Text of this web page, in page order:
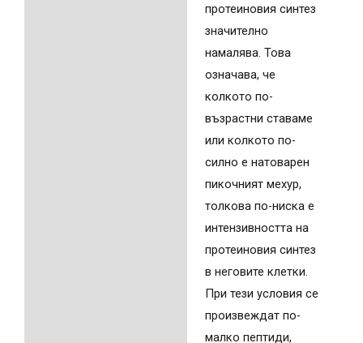
протеиновия синтез
значително
намалява. Това
означава, че
колкото по-
възрастни ставаме
или колкото по-
силно е натоварен
пикочният мехур,
толкова по-ниска е
интензивността на
протеиновия синтез
в неговите клетки.
При тези условия се
произвеждат по-
малко пептиди,